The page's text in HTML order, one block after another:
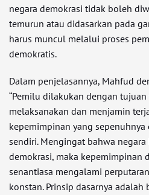
negara demokrasi tidak boleh
temurun atau didasarkan pada
harus muncul melalui proses
demokratis.
Dalam penjelasannya, Mahfud
“Pemilu dilakukan dengan
melaksanakan dan menjamin
kepemimpinan yang
sendiri. Mengingat bahwa
demokrasi, maka kepemimpinan
senantiasa mengalami
konstan. Prinsip dasarnya